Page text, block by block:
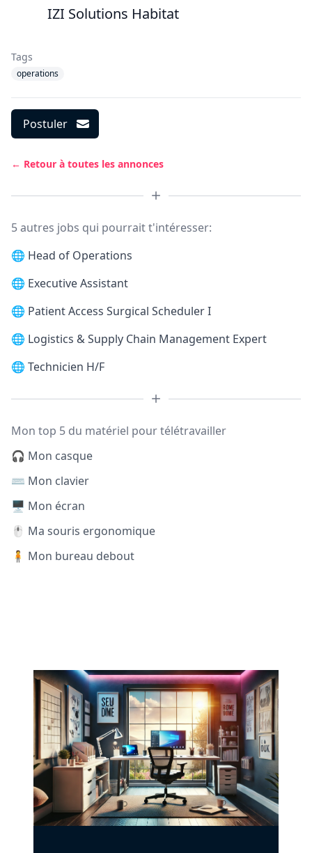
IZI Solutions Habitat
Tags
operations
Postuler
← Retour à toutes les annonces
5 autres jobs qui pourrait t'intéresser:
🌐 Head of Operations
🌐 Executive Assistant
🌐 Patient Access Surgical Scheduler I
🌐 Logistics & Supply Chain Management Expert
🌐 Technicien H/F
Mon top 5 du matériel pour télétravailler
🎧 Mon casque
⌨️ Mon clavier
🖥️ Mon écran
🖱️ Ma souris ergonomique
🧍 Mon bureau debout